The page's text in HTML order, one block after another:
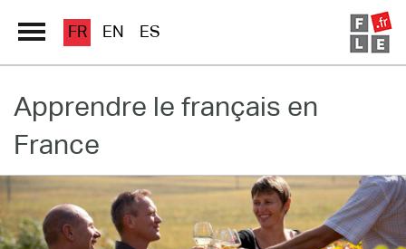
Grand Répertoire
Immersion France
Le français en ligne
Les pages PRO
FR EN ES
Apprendre le français en
France